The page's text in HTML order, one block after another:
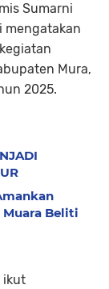
Sumarni
mengatakan
Mura,
2025.
Muara Beliti
ikut